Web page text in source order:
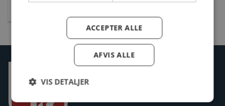
dollerupmichael@gmail.com
ACCEPTER ALLE
AFVIS ALLE
VIS DETALJER